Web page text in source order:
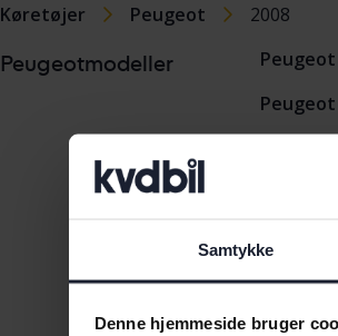
Samtykke
Denne hjemmeside bruger
Køretøjer Peugeot 2008
Peugeotmodeller
Peugeot
Peugeot